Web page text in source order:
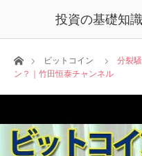
投資の基礎知
ホームビットコイン
分裂
ン？｜竹田恒泰チャンネル